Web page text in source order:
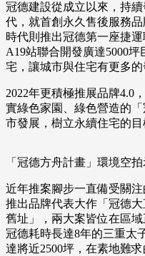
冠德建設從成立以來，持
代，就首創永久售後服務
時代則推出冠德第一座捷
A19站聯合開發廣達5000
宅，讓城市與住宅有更多的
2022年更積極推展品牌4.0
實綠色家園、綠色營造的
市發展，樹立永續住宅的目
「冠德方舟計畫」環境空拍
近年推案腳步一直備受關
推出品牌代表大作「冠德
舊址」，兩大案皆位在區
冠德耗時長達8年的三重太
達將近2500坪，在素地難